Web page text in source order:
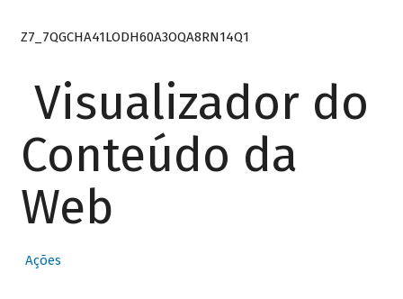
Z7_7QGCHA41LODH60A3OQA8RN14Q1
Visualizador do
Conteúdo da
Web
Ações